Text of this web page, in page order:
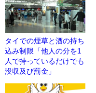
タイでの煙草と酒の持ち
込み制限「他人の分を1
人で持っているだけでも
没収及び罰金」